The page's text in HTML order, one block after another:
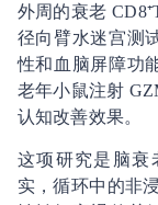
外周的衰老
径向臂水迷宫测
性和血脑屏障功
老年小鼠注射
认知改善效果。
这项研究是脑衰
实，循环中的非